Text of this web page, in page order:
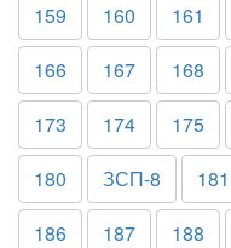
159
160 161
166
167 168
173
174 175
180
ЗСП-8 181
186
187 188